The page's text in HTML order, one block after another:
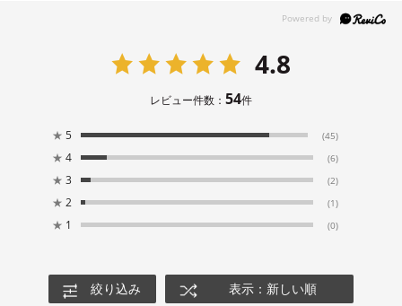
4.8
レビュー件数： 54件
★ 5 (45)
★ 4 (6)
★ 3 (2)
★ 2 (1)
★ 1 (0)
絞り込み 表示：新しい順